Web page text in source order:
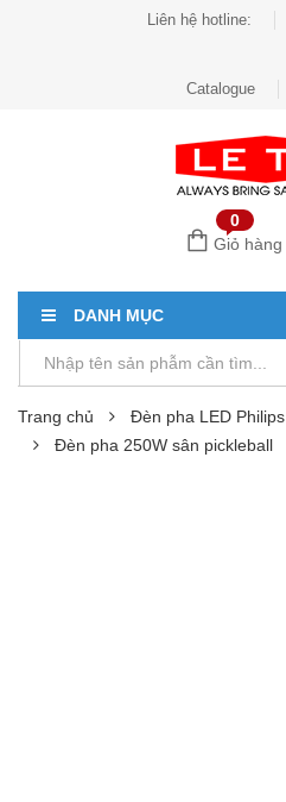
Liên hệ hotline:
Catalogue
0
Giỏ hàng
DANH MỤC
Trang chủ
Đèn pha LED Philips
Đèn pha 250W sân pickleball